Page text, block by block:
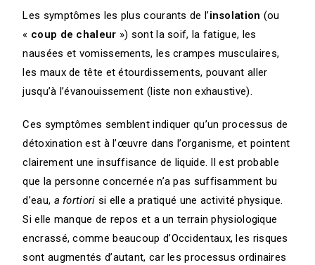
Les symptômes les plus courants de l’insolation (ou
« coup de chaleur ») sont la soif, la fatigue, les
nausées et vomissements, les crampes musculaires,
les maux de tête et étourdissements, pouvant aller
jusqu’à l’évanouissement (liste non exhaustive).
Ces symptômes semblent indiquer qu’un processus de
détoxination est à l’œuvre dans l’organisme, et pointent
clairement une insuffisance de liquide. Il est probable
que la personne concernée n’a pas suffisamment bu
d’eau, a fortiori si elle a pratiqué une activité physique.
Si elle manque de repos et a un terrain physiologique
encrassé, comme beaucoup d’Occidentaux, les risques
sont augmentés d’autant, car les processus ordinaires